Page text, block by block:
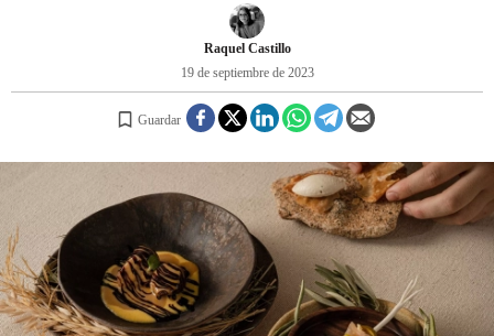
REGISTRO
INICIAR SESIÓN
Raquel Castillo
19 de septiembre de 2023
Guardar